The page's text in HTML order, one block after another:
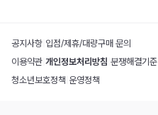
공지사항 입점/제휴/대량구매 문의
이용약관 개인정보처리방침 분쟁해결기준
청소년보호정책 운영정책